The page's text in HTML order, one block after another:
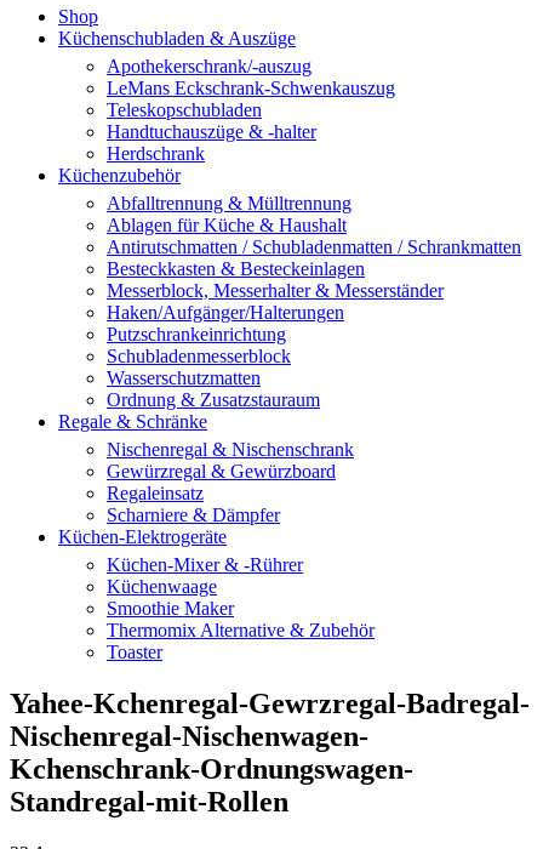
Shop
Küchenschubladen & Auszüge
Apothekerschrank/-auszug
LeMans Eckschrank-Schwenkauszug
Teleskopschubladen
Handtuchauszüge & -halter
Herdschrank
Küchenzubehör
Abfalltrennung & Mülltrennung
Ablagen für Küche & Haushalt
Antirutschmatten / Schubladenmatten / Schrankmatten
Besteckkasten & Besteckeinlagen
Messerblock, Messerhalter & Messerständer
Haken/Aufgänger/Halterungen
Putzschrankeinrichtung
Schubladenmesserblock
Wasserschutzmatten
Ordnung & Zusatzstauraum
Regale & Schränke
Nischenregal & Nischenschrank
Gewürzregal & Gewürzboard
Regaleinsatz
Scharniere & Dämpfer
Küchen-Elektrogeräte
Küchen-Mixer & -Rührer
Küchenwaage
Smoothie Maker
Thermomix Alternative & Zubehör
Toaster
Yahee-Kchenregal-Gewrzregal-Badregal-
Nischenregal-Nischenwagen-
Kchenschrank-Ordnungswagen-
Standregal-mit-Rollen